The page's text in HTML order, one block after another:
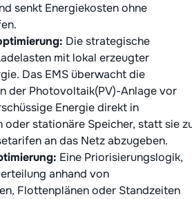
senkt Energiekosten ohne
Die strategische
mit lokal erzeugter
Das EMS überwacht die
der Photovoltaik(PV)-Anlage vor
Energie direkt in
oder stationäre Speicher, statt sie
an das Netz abzugeben.
Eine Priorisierungslogik,
anhand von
Flottenplänen oder Standzeiten